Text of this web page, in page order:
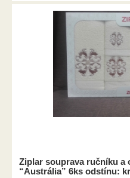
Ziplar souprava ručníku a
“Austrália” 6ks odstínu: